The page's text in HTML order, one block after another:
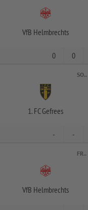
VfB Helmbrechts
0 0
SO..
1. FC Gefrees
- -
FR..
VfB Helmbrechts